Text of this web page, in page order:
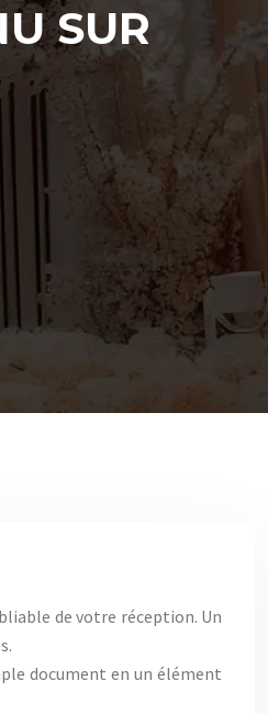
SUR
de votre réception. Un
document en un élément